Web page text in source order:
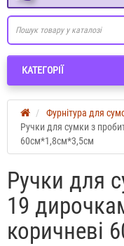
КАТЕГОРІЇ
Фурнітура для
Ручки для сумки з
60см*1,8см*3,5см
Ручки для
19
коричневі